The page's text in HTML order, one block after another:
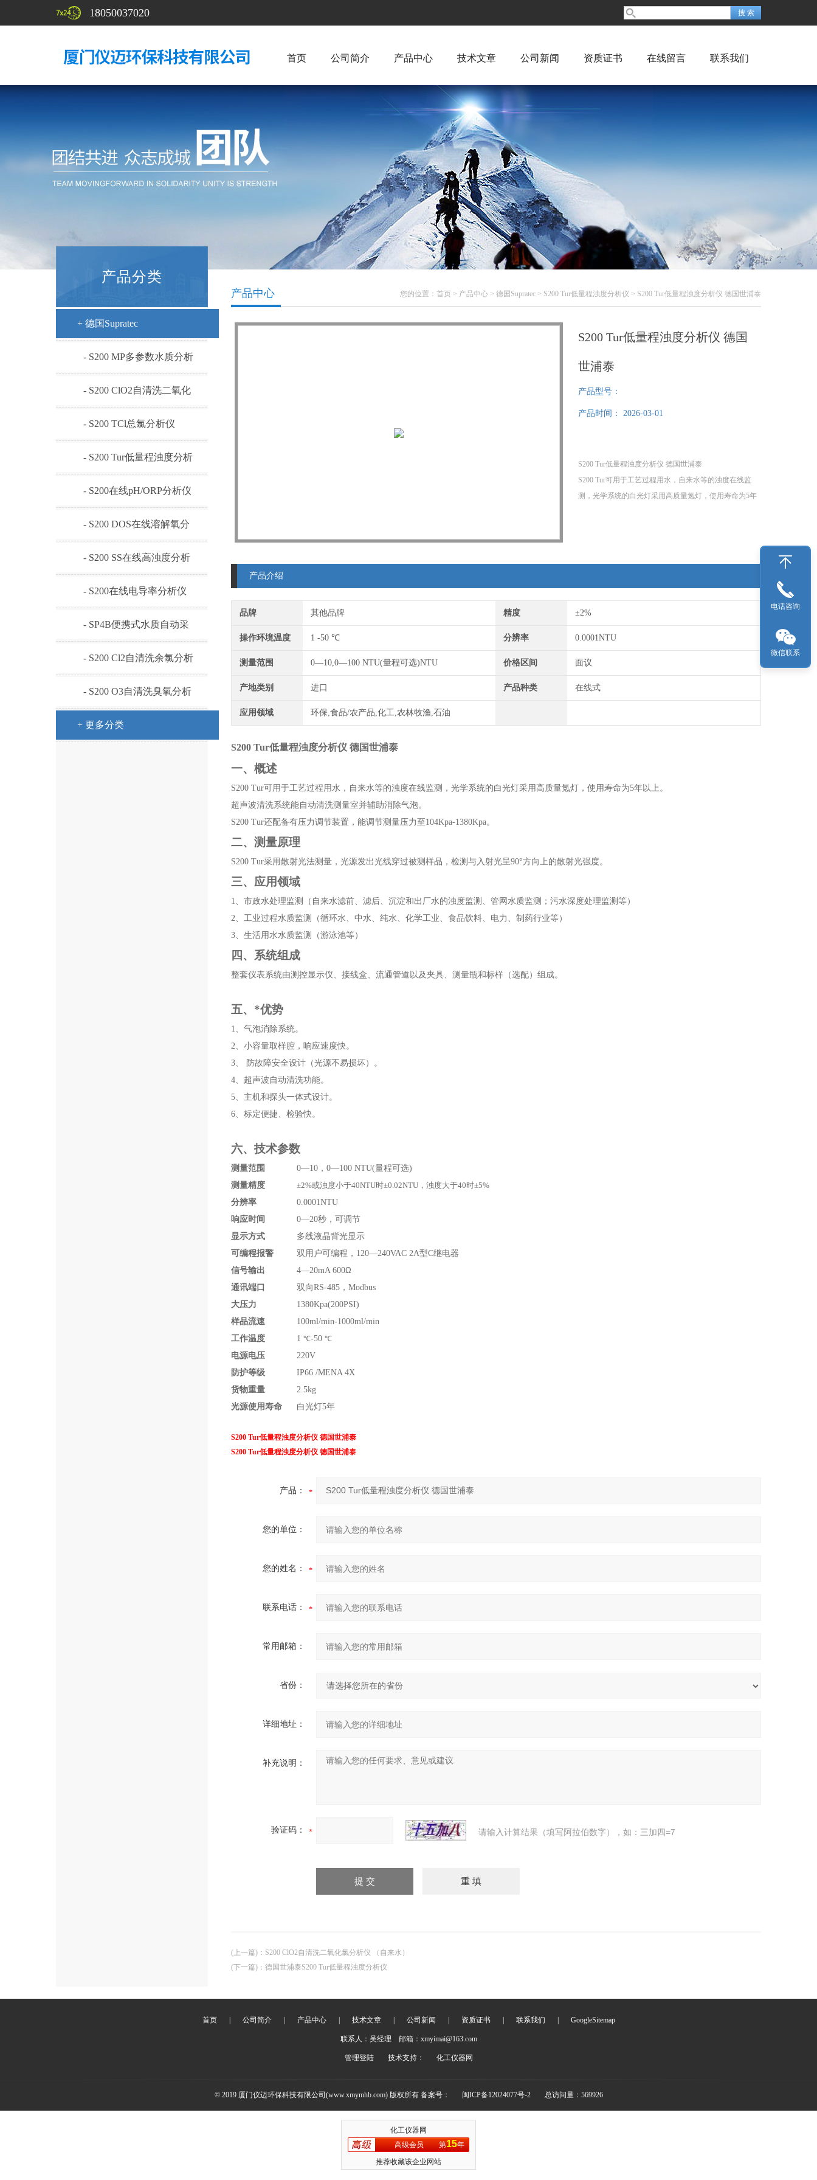
18050037020
首页 公司简介 产品中心 技术文章 公司新闻 资质证书 在线留言 联系我们
产品分类
+ 德国Supratec
- S200 MP多参数水质分析
仪
- S200 ClO2自清洗二氧化
氯
- S200 TCl总氯分析仪
- S200 Tur低量程浊度分析
仪
- S200在线pH/ORP分析仪
- S200 DOS在线溶解氧分
析仪
- S200 SS在线高浊度分析
仪
- S200在线电导率分析仪
- SP4B便携式水质自动采
样器
- S200 Cl2自清洗余氯分析
仪
- S200 O3自清洗臭氧分析
仪
+ 更多分类
您的位置： 首页 > 产品中心 > 德国Supratec > S200 Tur低量程浊度分析仪 > S200 Tur低量程浊度分析仪 德国世浦泰
产品中心
S200 Tur低量程浊度分析仪 德国
世浦泰
产品型号：
产品时间： 2026-03-01
S200 Tur低量程浊度分析仪 德国世浦泰
S200 Tur可用于工艺过程用水，自来水等的浊度在线监
测，光学系统的白光灯采用高质量氪灯，使用寿命为5年
产品介绍
品牌 其他品牌 精度 ±2%
操作环境温度 1 -50 ℃ 分辨率 0.0001NTU
测量范围 0—10,0—100 NTU(量程可选)NTU 价格区间 面议
产地类别 进口 产品种类 在线式
应用领域 环保,食品/农产品,化工,农林牧渔,石油
S200 Tur低量程浊度分析仪 德国世浦泰
一、 概述
S200 Tur可用于工艺过程用水，自来水等的浊度在线监测，光学系统的白光灯采用高质量氪灯，使用寿命为5年以上。
超声波清洗系统能自动清洗测量室并辅助消除气泡。
S200 Tur还配备有压力调节装置，能调节测量压力至104Kpa-1380Kpa。
二、测量原理
S200 Tur采用散射光法测量，光源发出光线穿过被测样品，检测与入射光呈90°方向上的散射光强度。
三、应用领域
1、 市政水处理监测（自来水滤前、滤后、沉淀和出厂水的浊度监测、管网水质监测；污水深度处理监测等）
2、 工业过程水质监测（循环水、中水、纯水、化学工业、食品饮料、电力、制药行业等）
3、 生活用水水质监测（游泳池等）
四、系统组成
整套仪表系统由测控显示仪、接线盒、流通管道以及夹具、测量瓶和标样（选配）组成。
五、*优势
1、 气泡消除系统。
2、 小容量取样腔，响应速度快。
3、
防故障安全设计（光源不易损坏） 。
4、 超声波自动清洗功能。
5、 主机和探头一体式设计。
6、 标定便捷、检验快。
六、技术参数
测量范围
0—10，0—100 NTU(量程可选)
测量精度
±2%或浊度小于40NTU时±0.02NTU，浊度大于40时±5%
分辨率
0.0001NTU
响应时间
0—20秒，可调节
显示方式
多线液晶背光显示
可编程报警
双用户可编程，120—240VAC 2A型C继电器
信号输出
4—20mA 600Ω
通讯端口
双向RS-485，Modbus
大压力
1380Kpa(200PSI)
样品流速
100ml/min-1000ml/min
工作温度
1 ℃-50 ℃
电源电压
220V
防护等级
IP66 /MENA 4X
货物重量
2.5kg
光源使用寿命
白光灯5年
S200 Tur低量程浊度分析仪 德国世浦泰
S200 Tur低量程浊度分析仪 德国世浦泰
产品：
您的单位：
您的姓名：
联系电话：
常用邮箱：
省份：
详细地址：
补充说明：
验证码： 请输入计算结果（填写阿拉伯数字），如：三加四=7
(上一篇) ： S200 ClO2自清洗二氧化氯分析仪 （自来水）
(下一篇) ： 德国世浦泰S200 Tur低量程浊度分析仪
首页 公司简介 产品中心 技术文章 公司新闻 资质证书 联系我们 GoogleSitemap
联系人：吴经理 邮箱：xmyimai@163.com
管理登陆 技术支持： 化工仪器网
© 2019 厦门仪迈环保科技有限公司(www.xmymhb.com) 版权所有 备案号： 闽ICP备12024077号-2 总访问量：569926
电话咨询
微信联系
化工仪器网
高级会员
第15年
推荐收藏该企业网站